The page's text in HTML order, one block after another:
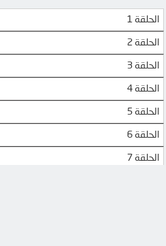
MEGA
OK
OK
الحلقة 1
الحلقة 2
الحلقة 3
الحلقة 4
الحلقة 5
الحلقة 6
الحلقة 7